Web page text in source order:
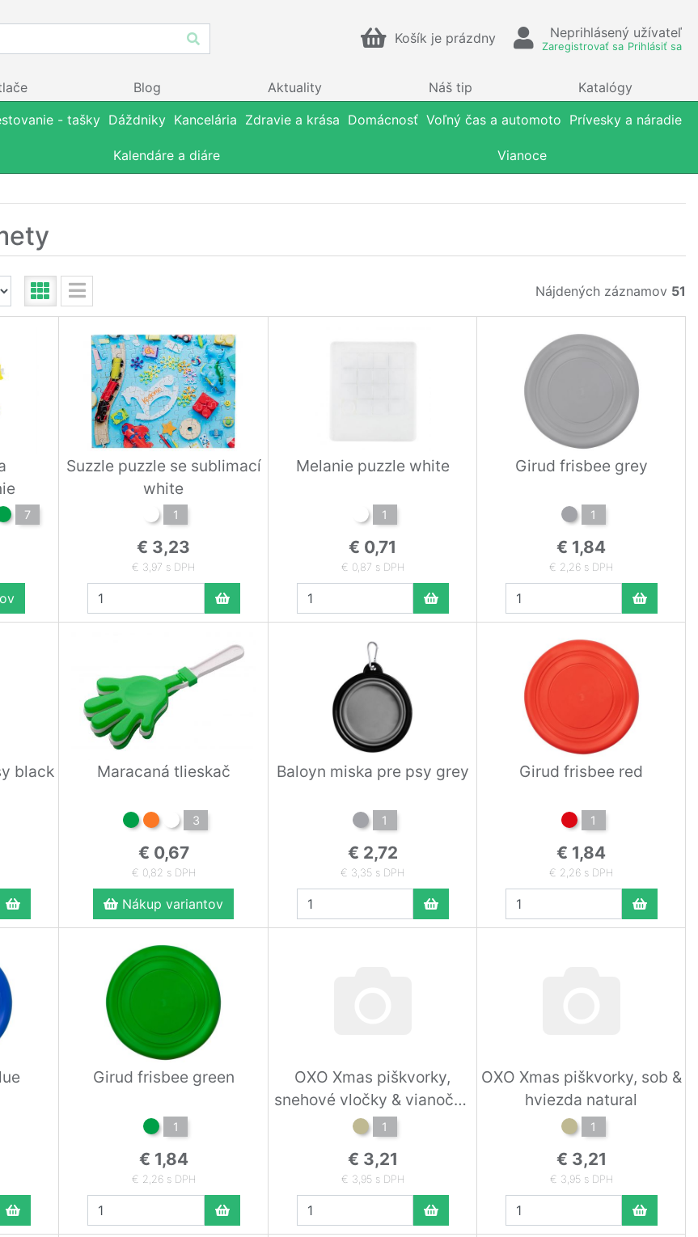
Košík je prázdny Neprihlásený užívateľ
Zaregistrovať sa Prihlásiť sa
Blog Aktuality Náš tip
Katalógy
- tašky Dáždniky Kancelária Zdravie a krása Domácnosť Voľný čas a automoto Prívesky a náradie
Kalendáre a diáre Vianoce
Nájdených záznamov 51
7
Suzzle puzzle se sublimací
white
1
€ 3,23
€ 3,97 s DPH
Melanie puzzle white
1
€ 0,71
€ 0,87 s DPH
Girud frisbee grey
1
€ 1,84
€ 2,26 s DPH
black Maracaná tlieskač
3
€ 0,67
€ 0,82 s DPH
Nákup variantov
Baloyn miska pre psy grey
1
€ 2,72
€ 3,35 s DPH
Girud frisbee red
1
€ 1,84
€ 2,26 s DPH
Girud frisbee green
1
€ 1,84
€ 2,26 s DPH
OXO Xmas piškvorky,
snehové vločky & vianočný
stromček natural
1
€ 3,21
€ 3,95 s DPH
OXO Xmas piškvorky, sob &
hviezda natural
1
€ 3,21
€ 3,95 s DPH